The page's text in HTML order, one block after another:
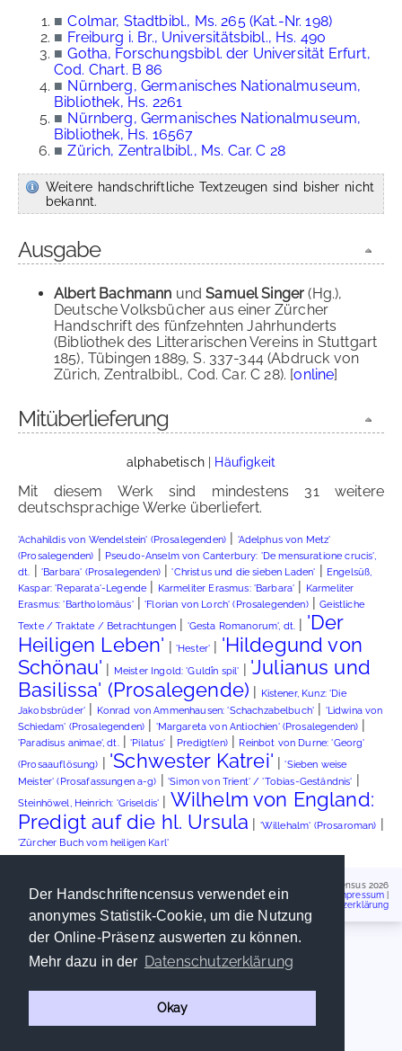
Der Handschriftencensus verwendet ein
anonymes Statistik-Cookie, um die Nutzung
der Online-Präsenz auswerten zu können.
Mehr dazu in der Datenschutzerklärung
Okay
■ Colmar, Stadtbibl., Ms. 265 (Kat.-Nr. 198)
■ Freiburg i. Br., Universitätsbibl., Hs. 490
■ Gotha, Forschungsbibl. der Universität Erfurt,
Cod. Chart. B 86
■ Nürnberg, Germanisches Nationalmuseum,
Bibliothek, Hs. 2261
■ Nürnberg, Germanisches Nationalmuseum,
Bibliothek, Hs. 16567
■ Zürich, Zentralbibl., Ms. Car. C 28
Weitere handschriftliche Textzeugen sind bisher nicht
bekannt.
Ausgabe
Albert Bachmann undSamuel Singer(Hg.),
Deutsche Volksbücher aus einer Zürcher
Handschrift des fünfzehnten Jahrhunderts
(Bibliothek des Litterarischen Vereins in Stuttgart
185), Tübingen 1889, S. 337-344 (Abdruck von
Zürich, Zentralbibl., Cod. Car. C 28). [online]
Mitüberlieferung
alphabetisch| Häufigkeit
Mit diesem Werk sind mindestens 31 weitere
deutschsprachige Werke überliefert.
'Achahildis von Wendelstein' (Prosalegenden) | 'Adelphus von Metz'
(Prosalegenden) | Pseudo-Anselm von Canterbury: 'De mensuratione crucis',
dt. | 'Barbara' (Prosalegenden)|'Christus und die sieben Laden' | Engelsüß,
Kaspar: 'Reparata'-Legende | Karmeliter Erasmus: 'Barbara' | Karmeliter
Erasmus: 'Bartholomäus'|'Florian von Lorch' (Prosalegenden)|Geistliche
Texte / Traktate / Betrachtungen | 'Gesta Romanorum', dt. | 'Der
Heiligen Leben' | 'Hester' | 'Hildegund von
Schönau' | Meister Ingold: 'Guldîn spil' | 'Julianus und
Basilissa' (Prosalegende) | Kistener, Kunz: 'Die
Jakobsbrüder' | Konrad von Ammenhausen: 'Schachzabelbuch' | 'Lidwina von
Schiedam' (Prosalegenden) | 'Margareta von Antiochien' (Prosalegenden) |
'Paradisus animae', dt.|'Pilatus' | Predigt(en)| Reinbot von Durne: 'Georg'
(Prosaauflösung) | 'Schwester Katrei' |'Sieben weise
Meister' (Prosafassungen a-g) |'Simon von Trient' / 'Tobias-Geständnis' |
Steinhöwel, Heinrich: 'Griseldis' | Wilhelm von England:
Predigt auf die hl. Ursula | 'Willehalm' (Prosaroman) |
'Zürcher Buch vom heiligen Karl'
Handschriftencensus 2026
Impressum
Datenschutzerklärung